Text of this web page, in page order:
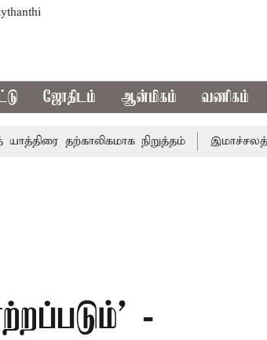
ஜோதிடம் ஆன்மிகம் வணிகம்
தற்காலிகமாக நிறுத்தம் இமாச்சலத்தில்
-